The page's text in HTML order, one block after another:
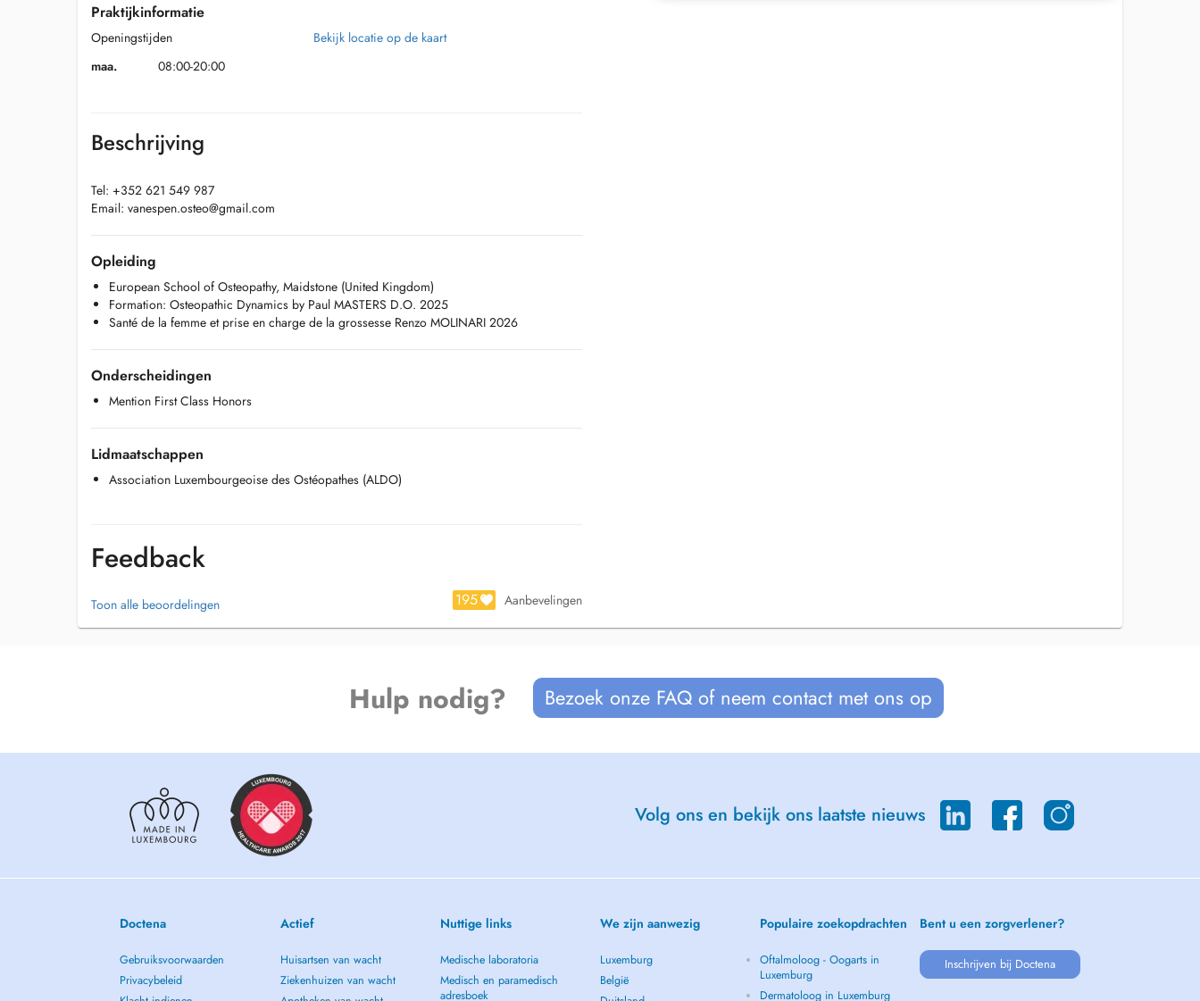
Praktijkinformatie
Openingstijden
maa.
08:00-20:00
Bekijk locatie op de kaart
Beschrijving
Tel: +352 621 549 987
Email: vanespen.osteo@gmail.com
Opleiding
European School of Osteopathy, Maidstone (United Kingdom)
Formation: Osteopathic Dynamics by Paul MASTERS D.O. 2025
Santé de la femme et prise en charge de la grossesse Renzo MOLINARI 2026
Onderscheidingen
Mention First Class Honors
Lidmaatschappen
Association Luxembourgeoise des Ostéopathes (ALDO)
Feedback
Toon alle beoordelingen 195 Aanbevelingen
Hulp nodig? Bezoek onze FAQ of neem contact met ons op
Volg ons en bekijk ons laatste nieuws
Doctena
Gebruiksvoorwaarden
Privacybeleid
Actief
Huisartsen van wacht
Ziekenhuizen van wacht
Nuttige links
Medische laboratoria
Medisch en paramedisch
adresboek
We zijn aanwezig
Luxemburg
België
Populaire zoekopdrachten
Oftalmoloog - Oogarts in
Luxemburg
Dermatoloog in Luxemburg
Bent u een zorgverlener?
Inschrijven bij Doctena